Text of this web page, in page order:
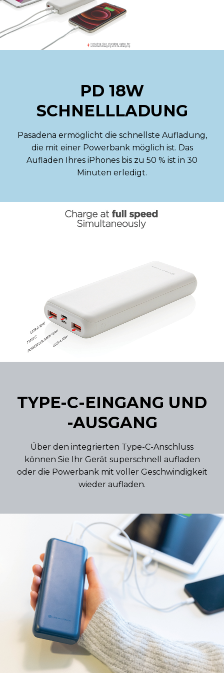
PD 18W
SCHNELLLADUNG
Pasadena ermöglicht die schnellste Aufladung,
die mit einer Powerbank möglich ist. Das
Aufladen Ihres iPhones bis zu 50 % ist in 30
Minuten erledigt.
TYPE-C-EINGANG UND
-AUSGANG
Über den integrierten Type-C-Anschluss
können Sie Ihr Gerät superschnell aufladen
oder die Powerbank mit voller Geschwindigkeit
wieder aufladen.